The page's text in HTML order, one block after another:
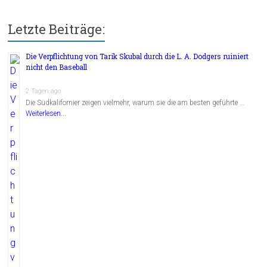
Letzte Beiträge:
Die Verpflichtung von Tarik Skubal durch die L. A. Dodgers ruiniert
nicht den Baseball
2 Tagen ago
Die Südkalifornier zeigen vielmehr, warum sie die am besten geführte …
Weiterlesen...